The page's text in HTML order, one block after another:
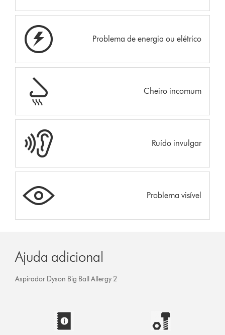
Problema de energia ou elétrico
Cheiro incomum
Ruído invulgar
Problema visível
Ajuda adicional
Aspirador Dyson Big Ball Allergy 2